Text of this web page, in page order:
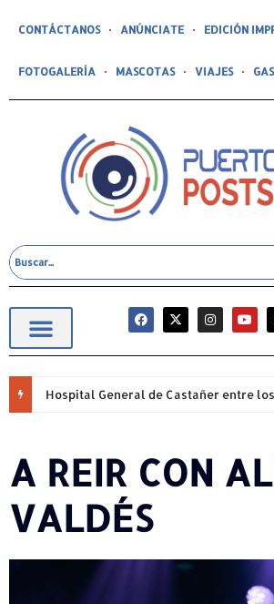
CONTÁCTANOS ANÚNCIATE EDICIÓN
FOTOGALERÍA MASCOTAS VIAJES
A REIR CON
VALDÉS